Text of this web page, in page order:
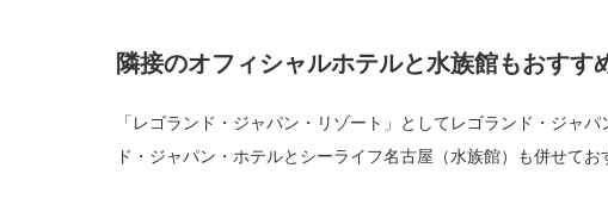
隣接のオフィシャルホテルと水族館もおすす
「レゴランド・ジャパン・リゾート」としてレゴランド・ジャ
ド・ジャパン・ホテルとシーライフ名古屋（水族館）も併せてお